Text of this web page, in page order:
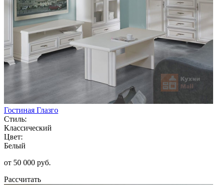
Гостиная Глазго
Стиль:
Классический
Цвет:
Белый
от 50 000 руб.
Рассчитать